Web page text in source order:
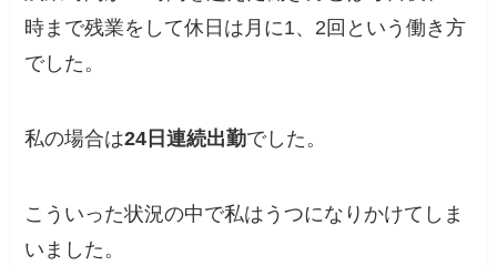
時まで残業をして休日は月に1、2回という働き方
でした。
私の場合は24日連続出勤でした。
こういった状況の中で私はうつになりかけてしま
いました。